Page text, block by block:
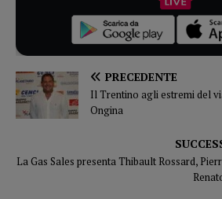
PRECEDENTE
Il Trentino agli estremi del
Ongina
La Gas Sales presenta Thibault Rossard,